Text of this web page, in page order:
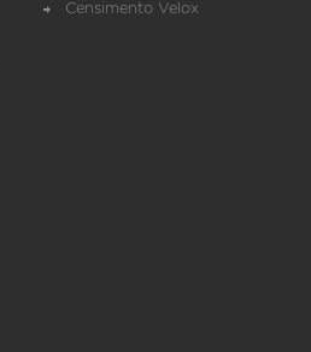
Censimento Velox